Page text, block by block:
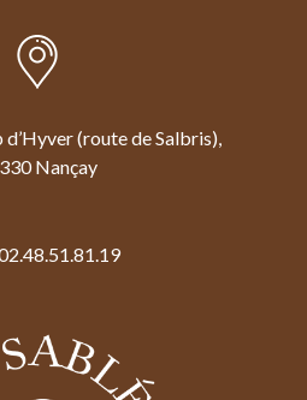
d’Hyver (route de Salbris),
Nançay